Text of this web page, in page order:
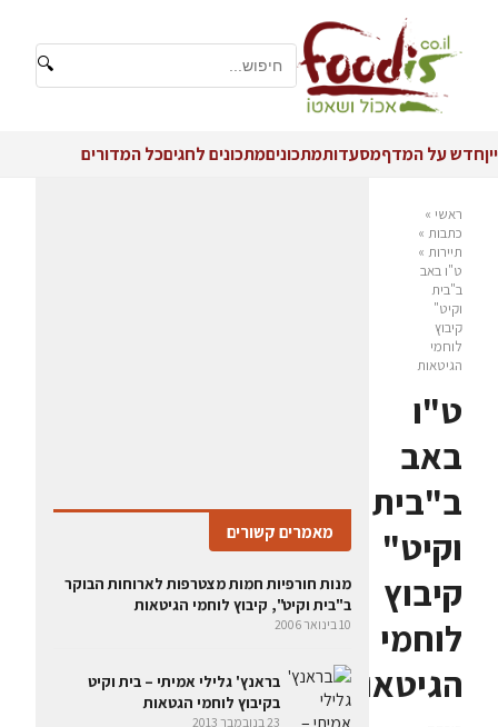
🔍
ייןחדש על המדףמסעדותמתכוניםמתכונים לחגיםכל המדורים
ראשי »
כתבות »
תיירות »
ט"ו באב
ב"בית
וקיט"
קיבוץ
לוחמי
הגיטאות
ט"ו
באב
ב"בית
וקיט"
קיבוץ
לוחמי
הגיטאות
מאמרים קשורים
מנות חורפיות חמות מצטרפות לארוחות הבוקר
ב"בית וקיט", קיבוץ לוחמי הגיטאות
10 בינואר 2006
בראנץ' גלילי אמיתי – בית וקיט
בקיבוץ לוחמי הגטאות
23 בנובמבר 2013